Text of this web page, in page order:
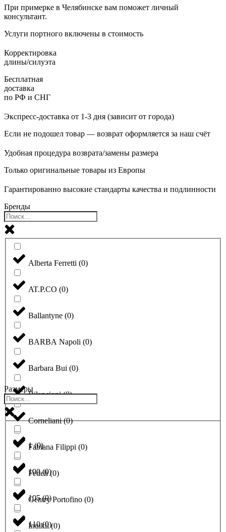
При примерке в Челябинске вам поможет личный
консультант.
Услуги портного включены в стоимость
Корректировка
длины/силуэта
Бесплатная
доставка
по РФ и СНГ
Экспресс-доставка от 1-3 дня (зависит от города)
Если не подошел товар — возврат оформляется за наш счёт
Удобная процедура возврата/замены размера
Только оригинальные товары из Европы
Гарантированно высокие стандарты качества и подлинности
Бренды
Alberta Ferretti (0)
AT.P.CO (0)
Ballantyne (0)
BARBA Napoli (0)
Barbara Bui (0)
Bilancioni (0)
Corneliani (0)
Fabiana Filippi (0)
Fedeli (0)
Gentry Portofino (0)
Inuikii (0)
Размеры
1 (0)
100 (0)
105 (0)
110 (0)